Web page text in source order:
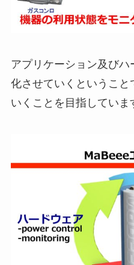
アプリケーション及び
化させていくということ
いくことを目指していま